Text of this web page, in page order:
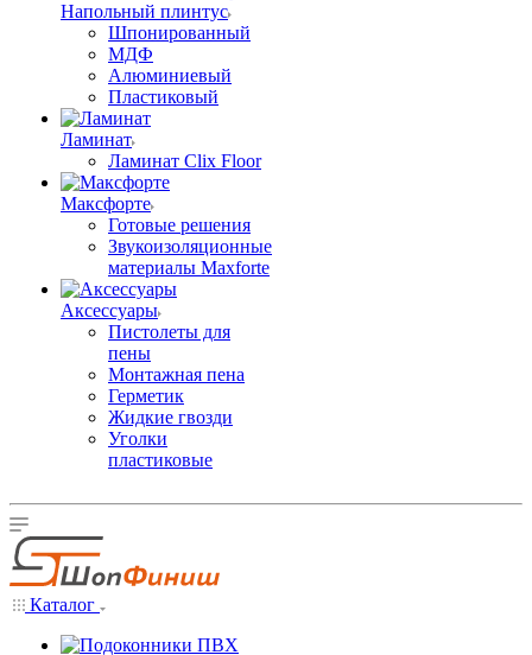
Напольный плинтус
Шпонированный
МДФ
Алюминиевый
Пластиковый
Ламинат
Ламинат Clix Floor
Максфорте
Готовые решения
Звукоизоляционные
материалы Maxforte
Аксессуары
Пистолеты для
пены
Монтажная пена
Герметик
Жидкие гвозди
Уголки
пластиковые
Каталог